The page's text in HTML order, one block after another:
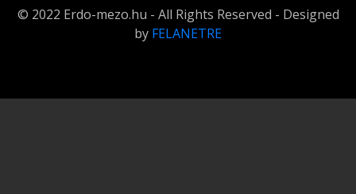
© 2022 Erdo-mezo.hu - All Rights Reserved - Designed
by FELANETRE